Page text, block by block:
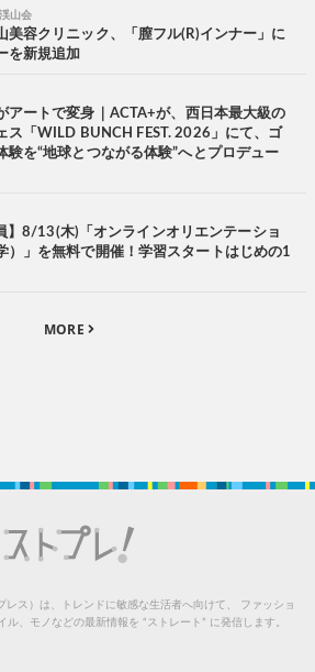
山会
美容クリニック、「膣フル(R)インナー」に
を新規追加
アートで変身｜ACTA+が、西日本最大級の
ス「WILD BUNCH FEST. 2026」にて、ゴ
験を“地球とつながる体験”へとプロデュー
】8/13(木)「オンラインオリエンテーショ
）」を無料で開催！学習スタートはじめの1
MORE
レス）は、トレンドに敏感な生活者へ向けて、
ファッショ
ル、モノなどの最新情報を “ストレート” に発信します。